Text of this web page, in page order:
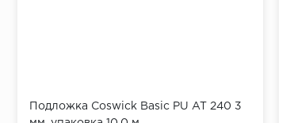
Подложка Coswick Basic PU AT 240 3